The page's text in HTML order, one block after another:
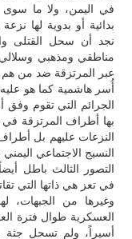
في اليمن، ولا ما سوى
بدائية أو بدوية لها
نجد أن سحل القتلى
مناطقي ومذهبي
عبر المرتزقة ضد من
أُسر هاشمية كما هو
الجرائم التي تقوم وفق
بها أطراف المرتزقة في
النزعات عليهم بل
النسيج الاجتماعي اليمني
التصور الثالث باطل
في تعز هي ذاتها التي
وغيرها من الجبهات،
أسيراً، ولم تسحل جثة